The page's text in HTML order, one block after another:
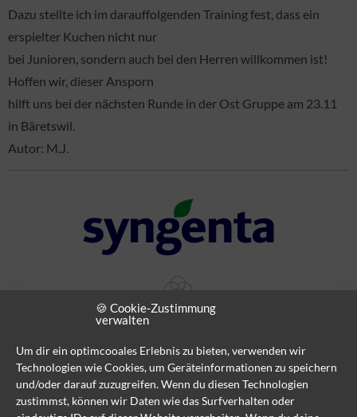
🍪 Cookie-Zustimmung
verwalten
Um dir ein optimcooales Erlebnis zu bieten, verwenden wir
Technologien wie Cookies, um Geräteinformationen zu speichern
und/oder darauf zuzugreifen. Wenn du diesen Technologien
zustimmst, können wir Daten wie das Surfverhalten oder
Dazu stellte ich im darauffolgenden Training fest, dass ein
erspielter Kuchen nicht nur
bei Junioren, sondern auch bei den Herren willkommen ist!
Hoffen wir, dieser Ansporn
hilft uns bei der nächsten Runde in der Ost Gruppe am 23.11
in Bäretswil.
Autor: M.J.